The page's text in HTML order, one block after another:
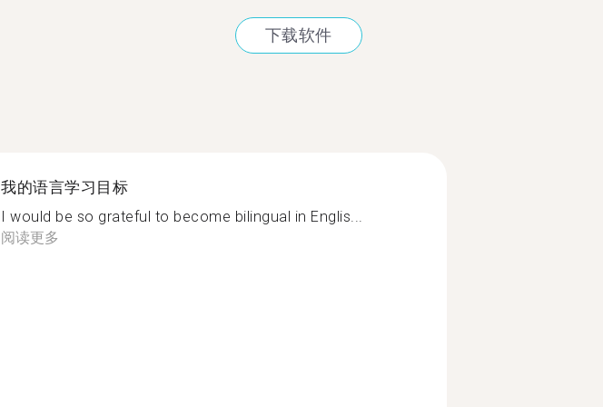
下载软件
我的语言学习目标
I would be so grateful to become bilingual in Englis...
阅读更多